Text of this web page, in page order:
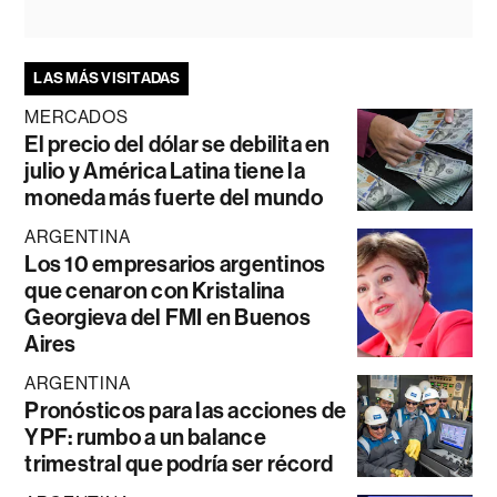
LAS MÁS VISITADAS
MERCADOS
El precio del dólar se debilita en
julio y América Latina tiene la
moneda más fuerte del mundo
ARGENTINA
Los 10 empresarios argentinos
que cenaron con Kristalina
Georgieva del FMI en Buenos
Aires
ARGENTINA
Pronósticos para las acciones de
YPF: rumbo a un balance
trimestral que podría ser récord